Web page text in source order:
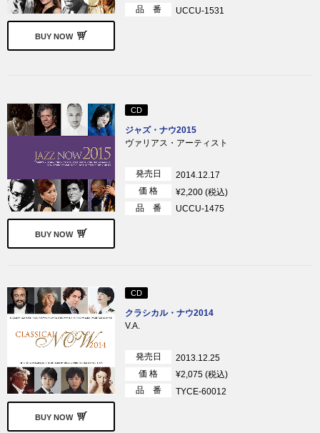
BUY NOW
品 番
UCCU-1531
BUY NOW
CD
ジャズ・ナウ2015
ヴァリアス・アーティスト
発売日
2014.12.17
価 格
¥2,200 (税込)
品 番
UCCU-1475
BUY NOW
CD
クラシカル・ナウ2014
V.A.
発売日
2013.12.25
価 格
¥2,075 (税込)
品 番
TYCE-60012